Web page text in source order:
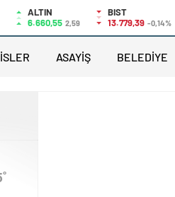
ALTIN
6.660,55 2,59
BIST
13.779,39 -0,14%
ASAYİŞ BELEDİYE